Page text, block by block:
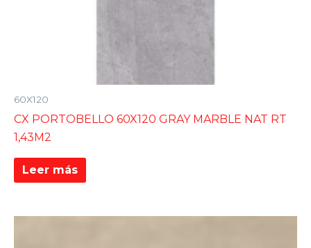
60X120
CX PORTOBELLO 60X120 GRAY MARBLE NAT RT
1,43M2
Leer más